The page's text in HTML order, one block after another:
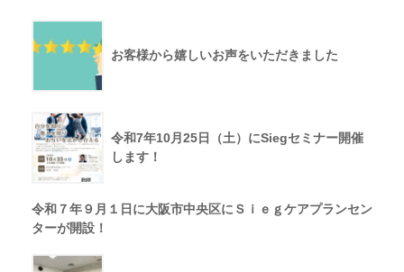
お客様から嬉しいお声をいただきました
令和7年10月25日（土）にSiegセミナー開催
します！
令和７年９月１日に大阪市中央区にＳｉｅｇケアプランセン
ターが開設！